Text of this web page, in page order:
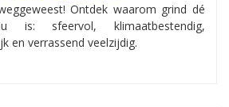
Ontdek waarom grind dé
is: sfeervol, klimaatbestendig,
en verrassend veelzijdig.